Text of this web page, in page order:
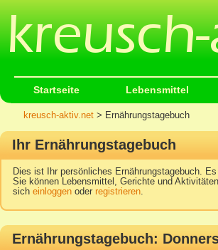
Startseite Lebensmittel
kreusch-aktiv.net > Ernährungstagebuch
Ihr Ernährungstagebuch
Dies ist Ihr persönliches Ernährungstagebuch.
Sie können Lebensmittel, Gerichte und
sich einloggen oder registrieren.
Ernährungstagebuch: